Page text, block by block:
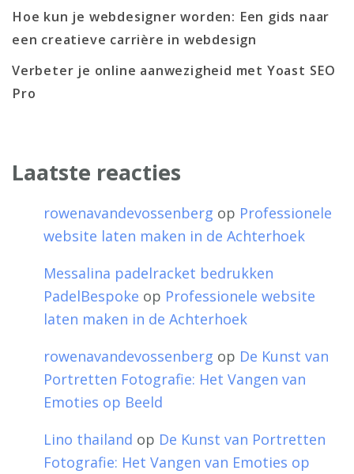
Hoe kun je webdesigner worden: Een gids naar
een creatieve carrière in webdesign
Verbeter je online aanwezigheid met Yoast SEO
Pro
Laatste reacties
rowenavandevossenberg op Professionele
website laten maken in de Achterhoek
Messalina padelracket bedrukken
PadelBespoke op Professionele website
laten maken in de Achterhoek
rowenavandevossenberg op De Kunst van
Portretten Fotografie: Het Vangen van
Emoties op Beeld
Lino thailand op De Kunst van Portretten
Fotografie: Het Vangen van Emoties op